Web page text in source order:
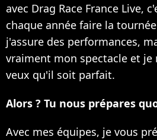
avec Drag Race France Live,
chaque année faire la
j'assure des performances,
vraiment mon spectacle et je
veux qu'il soit parfait.
Alors ? Tu nous prépares
Avec mes équipes, je vous